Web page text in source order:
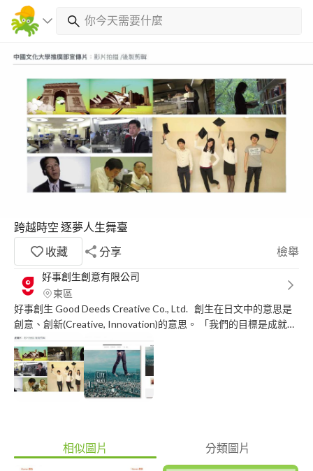
跨越時空 逐夢人生舞臺
收藏
分享 檢舉
好事創生創意有限公司
東區
好事創生 Good Deeds Creative Co., Ltd. 創生在日文中的意思是
創意、創新(Creative, Innovation)的意思。 「我們的目標是成就社
會上更多的好事，我們清楚的了解，創意與設計的力量可以改變許
多事情。而這就是我們一直堅持做下去的動力。」將每一件客戶所
用心經營的生意和事物，透過設計、創意的語彙，表現出更美好的
樣貌和生機。好事創生，帶著善的眼光，期待與各行各業一起堅
持，推廣好的事物。 “A good picture is equivalent to a good
延伸為“畫面”。好事創生（Good Deeds Creative）將透過美好的
視覺傳達企業的用心、品牌的精神、文化的底蘊，為社會帶來更多
相似圖片 分類圖片